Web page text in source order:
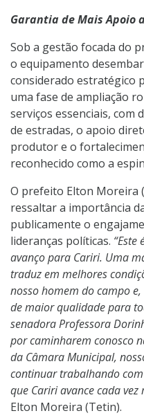
Garantia de Mais Apoio
Sob a gestão focada do
o equipamento
considerado estratégico
uma fase de ampliação
serviços essenciais, com
de estradas, o apoio
produtor e o
reconhecido como a
O prefeito Elton Moreira
ressaltar a importância
publicamente o
lideranças políticas.
avanço para Cariri. Uma
traduz em melhores
nosso homem do campo
de maior qualidade para
senadora Professora
por caminharem conosco
da Câmara Municipal,
continuar trabalhando
que Cariri avance cada vez
Elton Moreira (Tetin).